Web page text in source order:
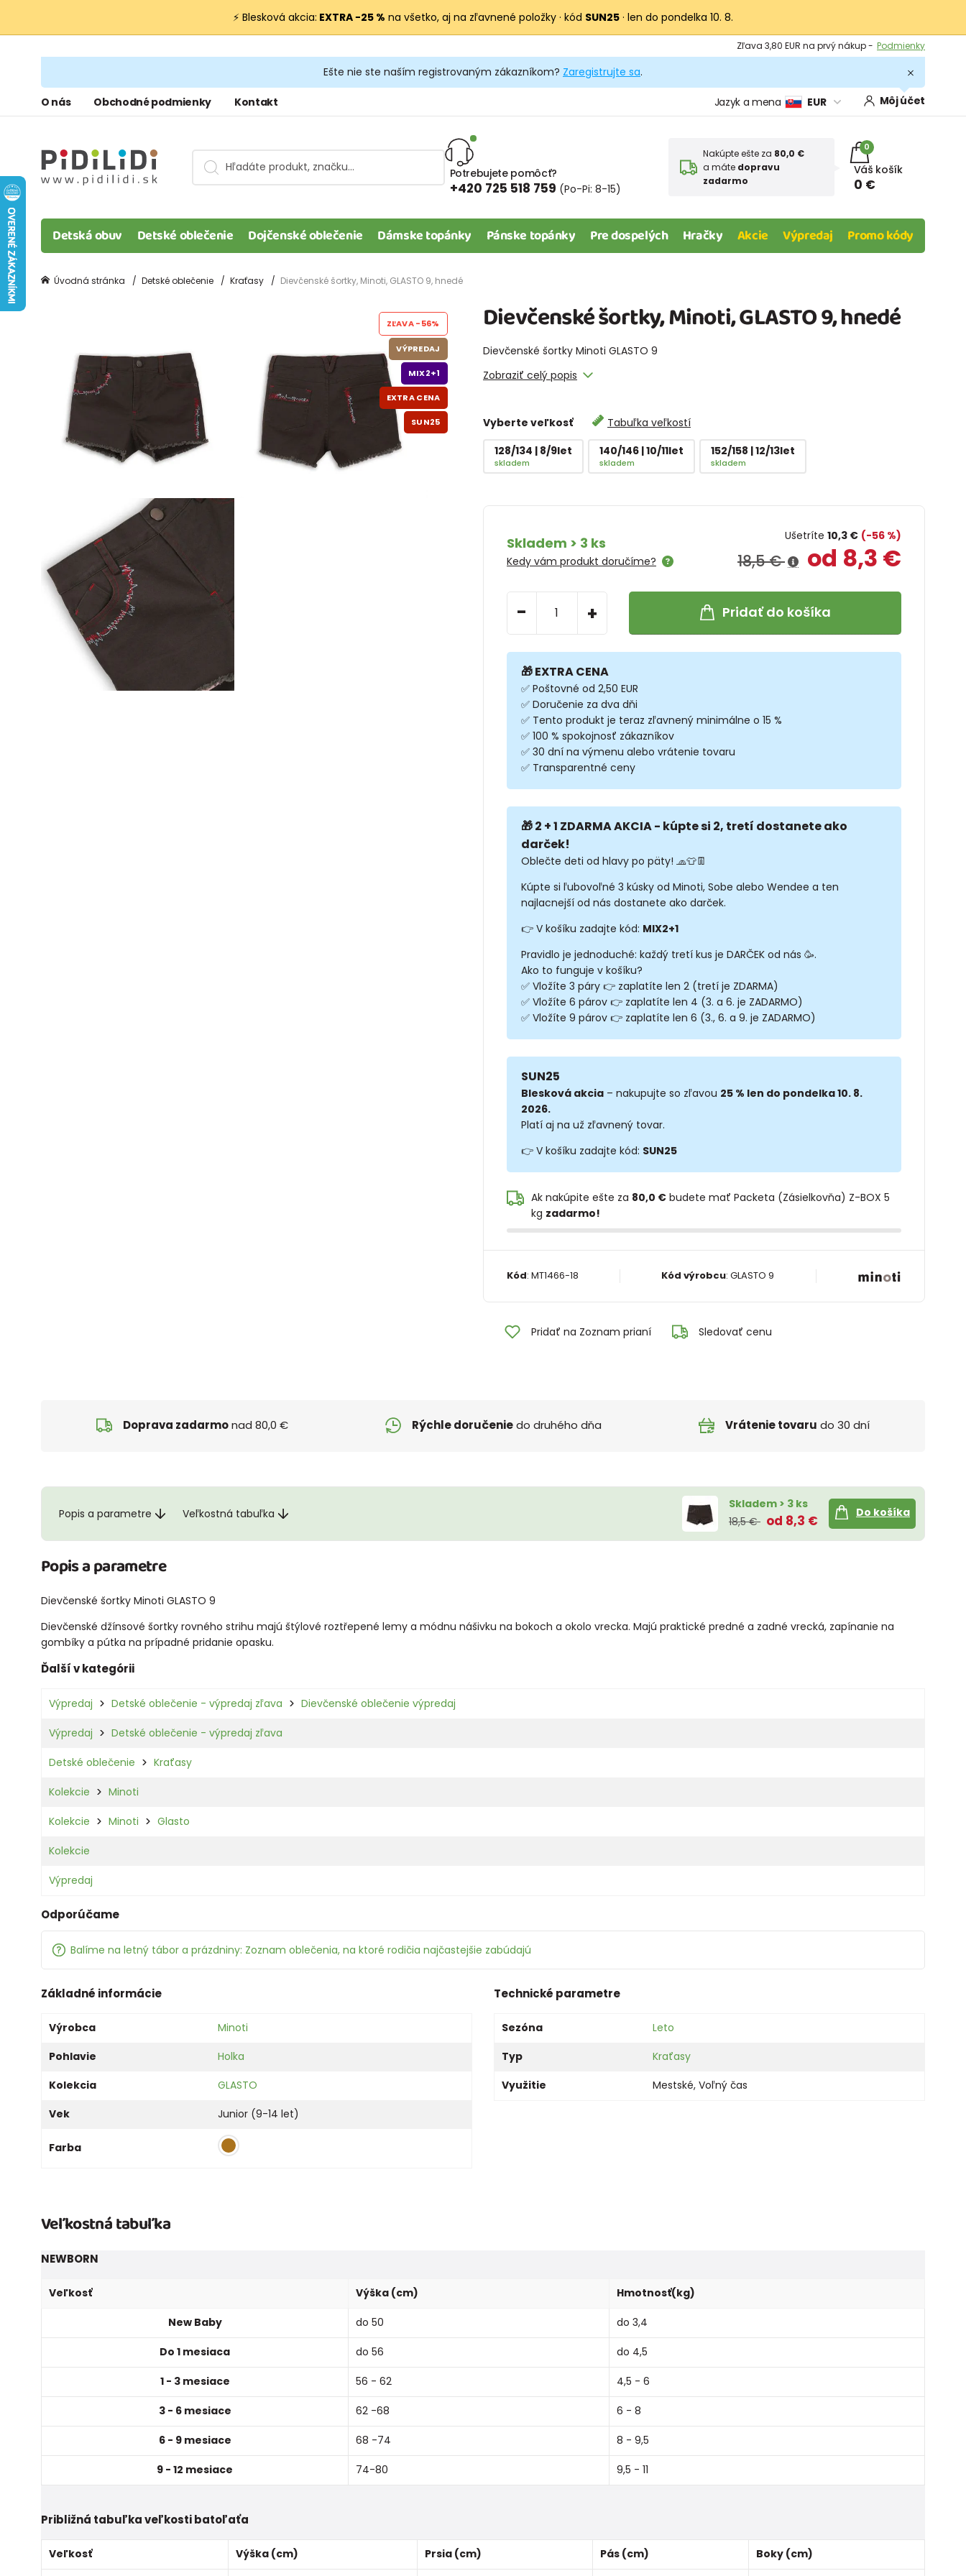
⚡ Blesková akcia: EXTRA −25 % na všetko, aj na zľavnené položky · kód SUN25 · len do pondelka 10. 8.
Výmena a vrátenie tovaru - Zobraziť
Podmienky
Ešte nie ste naším registrovaným zákazníkom? Zaregistrujte sa.
O nás Obchodné podmienky Kontakt Jazyk a mena EUR Môj účet
Potrebujete pomôcť?
+420 725 518 759 (Po-Pi: 8-15)
Nakúpte ešte za 80,0 €
a máte dopravu
zadarmo
0
Váš košík
0 €
Detská obuv Detské oblečenie Dojčenské oblečenie Dámske topánky Pánske topánky Pre dospelých Hračky Akcie Výpredaj Promo kódy
Úvodná stránka Detské oblečenie Kraťasy Dievčenské šortky, Minoti, GLASTO 9, hnedé
Dievčenské šortky, Minoti, GLASTO 9, hnedé
Dievčenské šortky Minoti GLASTO 9
Zobraziť celý popis
Vyberte veľkosť
Tabuľka veľkostí
128/134 | 8/9let
skladem
140/146 | 10/11let
skladem
152/158 | 12/13let
skladem
Skladem > 3 ks
Kedy vám produkt doručíme?
Ušetríte10,3 € (-56 %)
18,5 € od 8,3 €
- + Pridať do košíka
🎁 EXTRA CENA
✅ Poštovné od 2,50 EUR
✅ Doručenie za dva dňi
✅ Tento produkt je teraz zľavnený minimálne o 15 %
✅ 100 % spokojnosť zákazníkov
✅ 30 dní na výmenu alebo vrátenie tovaru
✅ Transparentné ceny
🎁 2 + 1 ZDARMA AKCIA - kúpte si 2, tretí dostanete ako
darček!
Oblečte deti od hlavy po päty! 🧢👕👖
Kúpte si ľubovoľné 3 kúsky od Minoti, Sobe alebo Wendee a ten
najlacnejší od nás dostanete ako darček.
👉 V košíku zadajte kód: MIX2+1
Pravidlo je jednoduché: každý tretí kus je DARČEK od nás 🥳.
Ako to funguje v košíku?
✅ Vložíte 3 páry 👉 zaplatíte len 2 (tretí je ZDARMA)
✅ Vložíte 6 párov 👉 zaplatíte len 4 (3. a 6. je ZADARMO)
✅ Vložíte 9 párov 👉 zaplatíte len 6 (3., 6. a 9. je ZADARMO)
SUN25
Blesková akcia– nakupujte so zľavou 25 % len do pondelka 10. 8.
2026.
Platí aj na už zľavnený tovar.
👉 V košíku zadajte kód: SUN25
Ak nakúpite ešte za 80,0 €budete mať Packeta (Zásielkovňa) Z-BOX 5
kg zadarmo!
Kód: MT1466-18 Kód výrobcu:GLASTO 9
Pridať na Zoznam prianí Sledovať cenu
ZĽAVA-56%
VÝPREDAJ
MIX2+1
EXTRA CENA
SUN25
Doprava zadarmonad 80,0 € Rýchle doručeniedo druhého dňa Vrátenie tovaru do 30 dní
Popis a parametre Veľkostná tabuľka
Skladem > 3 ks
18,5 € od 8,3 €
Do košíka
Popis a parametre
Dievčenské šortky Minoti GLASTO 9
Dievčenské džínsové šortky rovného strihu majú štýlové roztřepené lemy a módnu nášivku na bokoch a okolo vrecka. Majú praktické predné a zadné vrecká, zapínanie na
gombíky a pútka na prípadné pridanie opasku.
Ďalší v kategórii
Výpredaj Detské oblečenie - výpredaj zľava Dievčenské oblečenie výpredaj
Výpredaj Detské oblečenie - výpredaj zľava
Detské oblečenie Kraťasy
Kolekcie Minoti
Kolekcie Minoti Glasto
Kolekcie
Výpredaj
Odporúčame
Balíme na letný tábor a prázdniny: Zoznam oblečenia, na ktoré rodičia najčastejšie zabúdajú
Základné informácie
Výrobca
Minoti
Pohlavie
Holka
Kolekcia
GLASTO
Vek
Junior (9-14 let)
Farba
Technické parametre
Sezóna
Leto
Typ
Kraťasy
Využitie
Mestské, Voľný čas
Veľkostná tabuľka
NEWBORN
Veľkosť Výška (cm) Hmotnosť(kg)
New Baby do 50 do 3,4
Do 1 mesiaca do 56 do 4,5
1 - 3 mesiace 56 - 62 4,5 - 6
3 - 6 mesiace 62 -68 6 - 8
6 - 9 mesiace 68 -74 8 - 9,5
9 - 12 mesiace 74-80 9,5 - 11
Približná tabuľka veľkosti batoľaťa
Veľkosť Výška (cm) Prsia (cm) Pás (cm) Boky (cm)